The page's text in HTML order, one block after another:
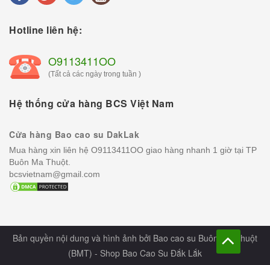
Hotline liên hệ:
O9113411OO
(Tất cả các ngày trong tuần )
Hệ thống cửa hàng BCS Việt Nam
Cửa hàng Bao cao su DakLak
Mua hàng xin liên hệ O9113411OO giao hàng nhanh 1 giờ tại TP
Buôn Ma Thuột.
bcsvietnam@gmail.com
Bản quyền nội dung và hình ảnh bởi Bao cao su Buôn Ma Thuột
(BMT) - Shop Bao Cao Su Đắk Lắk